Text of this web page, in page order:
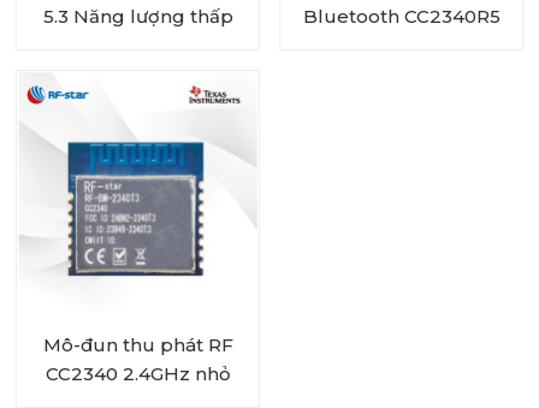
5.3 Năng lượng thấp
với người dùng
Bluetooth CC2340R5
Mô-đun thu phát RF
CC2340 2.4GHz nhỏ